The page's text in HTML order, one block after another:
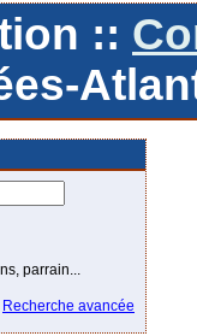
::
parrain...
Recherche avancée